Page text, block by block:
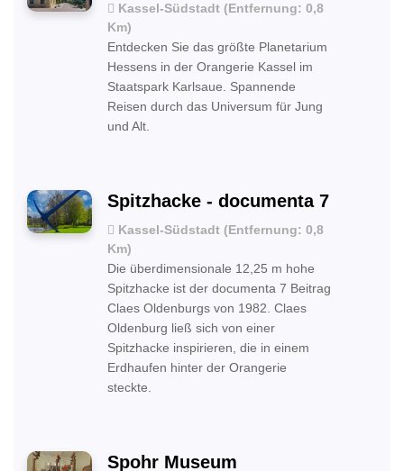
Kassel-Südstadt (Entfernung: 0,8
Km)
Entdecken Sie das größte Planetarium
Hessens in der Orangerie Kassel im
Staatspark Karlsaue. Spannende
Reisen durch das Universum für Jung
und Alt.
Spitzhacke - documenta 7
Kassel-Südstadt (Entfernung: 0,8
Km)
Die überdimensionale 12,25 m hohe
Spitzhacke ist der documenta 7 Beitrag
Claes Oldenburgs von 1982. Claes
Oldenburg ließ sich von einer
Spitzhacke inspirieren, die in einem
Erdhaufen hinter der Orangerie
steckte.
Spohr Museum